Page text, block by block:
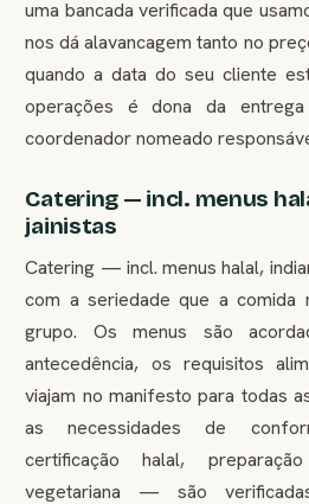
uma bancada verificada que
nos dá alavancagem tanto no
quando a data do seu cliente
operações é dona da
coordenador nomeado
Catering — incl. menus
jainistas
Catering — incl. menus halal,
com a seriedade que a comida
grupo. Os menus são
antecedência, os requisitos
viajam no manifesto para todas
as necessidades de
certificação halal,
vegetariana — são